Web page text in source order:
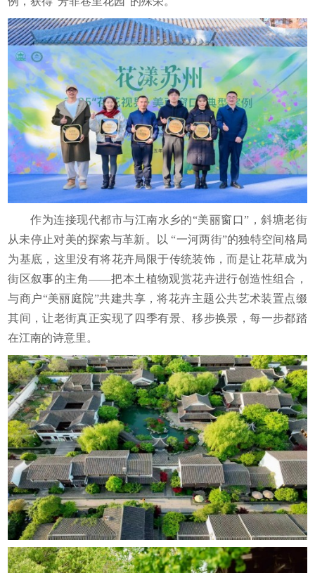
作为连接现代都市与江南水乡的“美丽窗口”，斜塘老街
从未停止对美的探索与革新。以 “一河两街”的独特空间格局
为基底，这里没有将花卉局限于传统装饰，而是让花草成为
街区叙事的主角——把本土植物观赏花卉进行创造性组合，
与商户“美丽庭院”共建共享，将花卉主题公共艺术装置点缀
其间，让老街真正实现了四季有景、移步换景，每一步都踏
在江南的诗意里。